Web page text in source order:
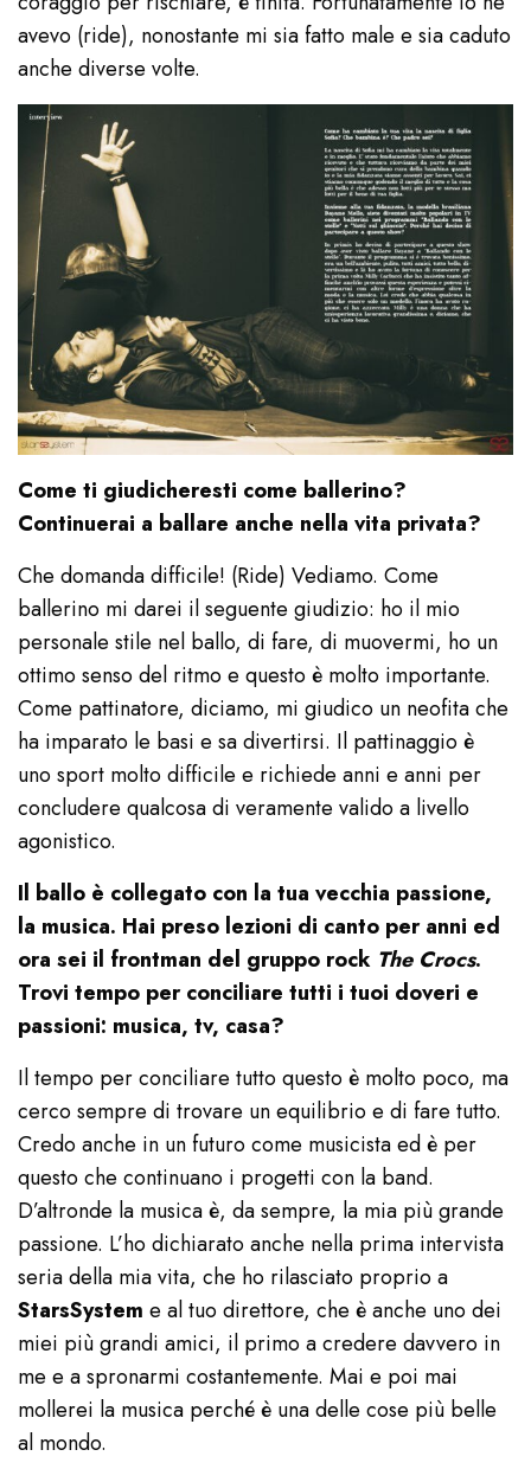
avevo (ride), nonostante mi sia fatto male e sia caduto
anche diverse volte.
Come ti giudicheresti come ballerino?
Continuerai a ballare anche nella vita privata?
Che domanda difficile! (Ride) Vediamo. Come
ballerino mi darei il seguente giudizio: ho il mio
personale stile nel ballo, di fare, di muovermi, ho un
ottimo senso del ritmo e questo è molto importante.
Come pattinatore, diciamo, mi giudico un neofita che
ha imparato le basi e sa divertirsi. Il pattinaggio è
uno sport molto difficile e richiede anni e anni per
concludere qualcosa di veramente valido a livello
agonistico.
Il ballo è collegato con la tua vecchia passione,
la musica. Hai preso lezioni di canto per anni ed
ora sei il frontman del gruppo rock The Crocs.
Trovi tempo per conciliare tutti i tuoi doveri e
passioni: musica, tv, casa?
Il tempo per conciliare tutto questo è molto poco, ma
cerco sempre di trovare un equilibrio e di fare tutto.
Credo anche in un futuro come musicista ed è per
questo che continuano i progetti con la band.
D’altronde la musica è, da sempre, la mia più grande
passione. L’ho dichiarato anche nella prima intervista
seria della mia vita, che ho rilasciato proprio a
StarsSystem e al tuo direttore, che è anche uno dei
miei più grandi amici, il primo a credere davvero in
me e a spronarmi costantemente. Mai e poi mai
mollerei la musica perché è una delle cose più belle
al mondo.